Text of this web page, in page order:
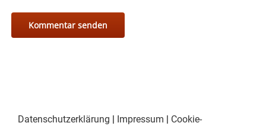
Datenschutzerklärung Impressum
Cookie-